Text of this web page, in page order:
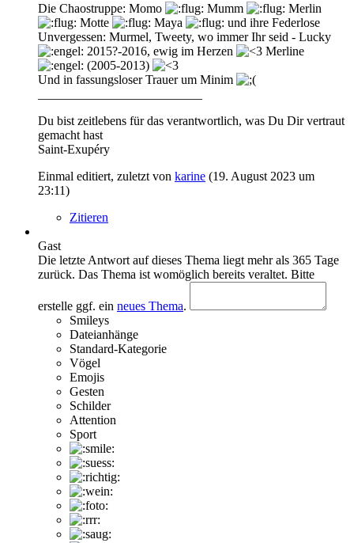
Die Chaostruppe: Momo
Mumm
Merlin
Motte
Maya
und ihre Federlose
Unvergessen: Murmel, Tweety, wo immer Ihr seid - Lucky
2015?-2016, ewig im Herzen
Merline
(2005-2013)
Und in fassungsloser Trauer um Minim
Du bist zeitlebens für das verantwortlich, was Du Dir vertraut
gemacht hast
Saint-Exupéry
Einmal editiert, zuletzt von karine (19. August 2023 um
23:11)
Zitieren
Gast
Die letzte Antwort auf dieses Thema liegt mehr als 365 Tage
zurück. Das Thema ist womöglich bereits veraltet. Bitte
erstelle ggf. ein neues Thema.
Smileys
Dateianhänge
Standard-Kategorie
Vögel
Emojis
Gesten
Schilder
Attention
Sport